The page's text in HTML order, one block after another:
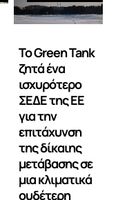
Το Green Tank
ζητά ένα
ισχυρότερο
ΣΕΔΕ της ΕΕ
για την
επιτάχυνση
της δίκαιης
μετάβασης σε
μια κλιματικά
ουδέτερη